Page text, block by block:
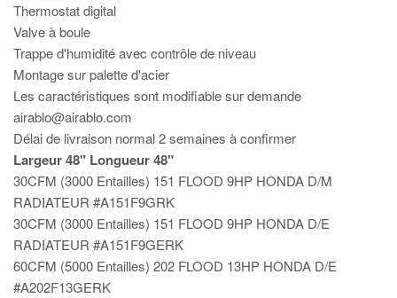
Thermostat digital
Valve à boule
Trappe d'humidité avec contrôle de niveau
Montage sur palette d'acier
Les caractéristiques sont modifiable sur demande
airablo@airablo.com
Délai de livraison normal 2 semaines à confirmer
Largeur 48" Longueur 48"
30CFM (3000 Entailles) 151 FLOOD 9HP HONDA D/M
RADIATEUR #A151F9GRK
30CFM (3000 Entailles) 151 FLOOD 9HP HONDA D/E
RADIATEUR #A151F9GERK
60CFM (5000 Entailles) 202 FLOOD 13HP HONDA D/E
#A202F13GERK